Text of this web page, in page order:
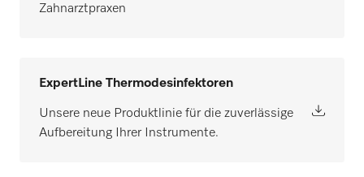
Zahnarztpraxen
ExpertLine Thermodesinfektoren
Unsere neue Produktlinie für die zuverlässige
Aufbereitung Ihrer Instrumente.